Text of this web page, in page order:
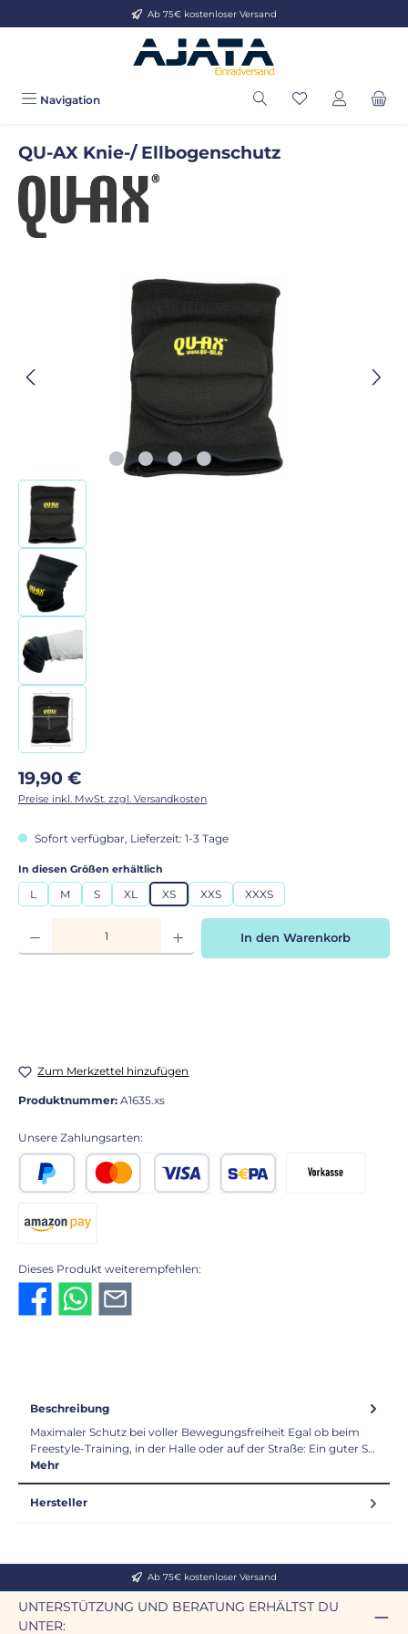
Zum Hauptinhalt springenAb 75€ kostenloser Versand
Navigation
QU-AX Knie-/ Ellbogenschutz
Bildergalerie überspringen
Regulärer Preis:
19,90 €
Preise inkl. MwSt. zzgl. Versandkosten
Sofort verfügbar, Lieferzeit: 1-3 Tage
In diesen Größen erhältlich
L M S XL XS XXS XXXS
Produkt Anzahl: Gib den gewünschten Wert ein oder benutze die
In den Warenkorb
Zum Merkzettel hinzufügen
Produktnummer: A1635.xs
Unsere Zahlungsarten:
Dieses Produkt weiterempfehlen:
Beschreibung
Maximaler Schutz bei voller Bewegungsfreiheit Egal ob beim
Freestyle-Training, in der Halle oder auf der Straße: Ein guter S…
Mehr
Hersteller
Ab 75€ kostenloser Versand
UNTERSTÜTZUNG UND BERATUNG ERHÄLTST DU
UNTER: